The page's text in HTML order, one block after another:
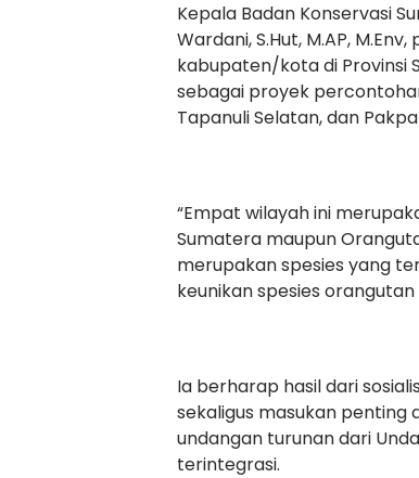
Kepala Badan Konservasi
Wardani, S.Hut, M.AP,
kabupaten/kota di Provinsi
sebagai proyek
Tapanuli Selatan, dan
“Empat wilayah ini
Sumatera maupun
merupakan spesies yang
keunikan spesies orangutan
Ia berharap hasil dari
sekaligus masukan
undangan turunan dari
terintegrasi.